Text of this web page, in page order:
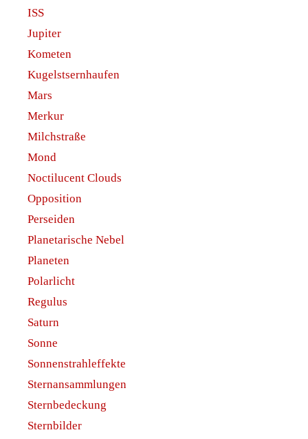
ISS
Jupiter
Kometen
Kugelstsernhaufen
Mars
Merkur
Milchstraße
Mond
Noctilucent Clouds
Opposition
Perseiden
Planetarische Nebel
Planeten
Polarlicht
Regulus
Saturn
Sonne
Sonnenstrahleffekte
Sternansammlungen
Sternbedeckung
Sternbilder